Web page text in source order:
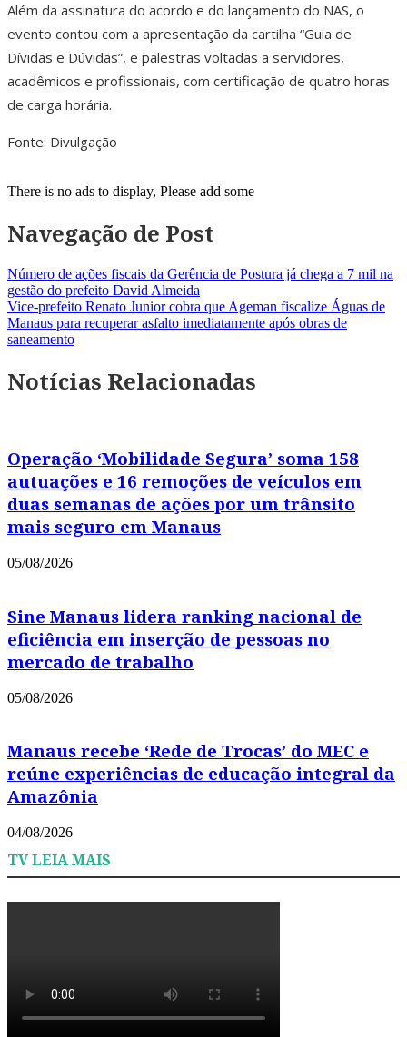
Além da assinatura do acordo e do lançamento do NAS, o
evento contou com a apresentação da cartilha “Guia de
Dívidas e Dúvidas”, e palestras voltadas a servidores,
acadêmicos e profissionais, com certificação de quatro horas
de carga horária.
Fonte: Divulgação
There is no ads to display, Please add some
Navegação de Post
Número de ações fiscais da Gerência de Postura já chega a 7 mil na
gestão do prefeito David Almeida
Vice-prefeito Renato Junior cobra que Ageman fiscalize Águas de
Manaus para recuperar asfalto imediatamente após obras de
saneamento
Notícias Relacionadas
Operação ‘Mobilidade Segura’ soma 158
autuações e 16 remoções de veículos em
duas semanas de ações por um trânsito
mais seguro em Manaus
05/08/2026
Sine Manaus lidera ranking nacional de
eficiência em inserção de pessoas no
mercado de trabalho
05/08/2026
Manaus recebe ‘Rede de Trocas’ do MEC e
reúne experiências de educação integral da
Amazônia
04/08/2026
TV LEIA MAIS